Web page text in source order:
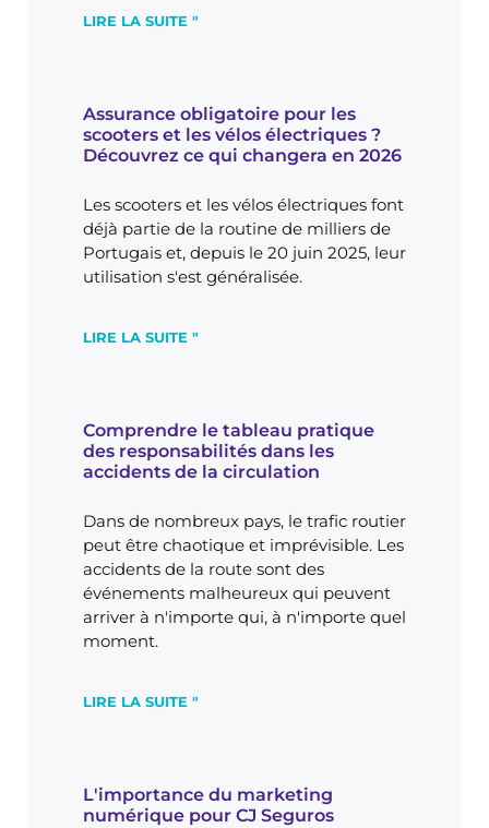
LIRE LA SUITE "
Assurance obligatoire pour les
scooters et les vélos électriques ?
Découvrez ce qui changera en 2026
Les scooters et les vélos électriques font
déjà partie de la routine de milliers de
Portugais et, depuis le 20 juin 2025, leur
utilisation s'est généralisée.
LIRE LA SUITE "
Comprendre le tableau pratique
des responsabilités dans les
accidents de la circulation
Dans de nombreux pays, le trafic routier
peut être chaotique et imprévisible. Les
accidents de la route sont des
événements malheureux qui peuvent
arriver à n'importe qui, à n'importe quel
moment.
LIRE LA SUITE "
L'importance du marketing
numérique pour CJ Seguros